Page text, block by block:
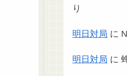
り
明日対局 に
明日対局 に